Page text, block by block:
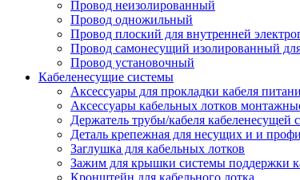
Провод неизолированный
Провод одножильный
Провод плоский для внутренней
Провод самонесущий изолированный
Провод установочный
Кабеленесущие системы
Аксессуары для прокладки кабеля
Аксессуары кабельных лотков
Держатель трубы/кабеля кабеленесущей
Деталь крепежная для несущих и и
Заглушка для кабельных лотков
Зажим для крышки системы поддержки
Кронштейн для кабельного лотка